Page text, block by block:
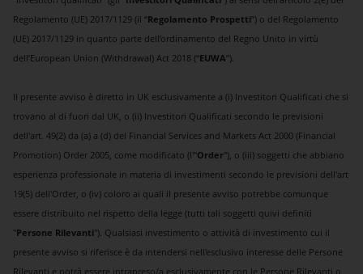
Regolamento (UE) 2017/1129 (il “Regolamento Prospetti”) o del Regolamento
(UE) 2017/1129 in quanto parte dell’ordinamento del Regno Unito in virtù
dell’European Union (Withdrawal) Act 2018 (“EUWA”).
Il presente avviso è diretto in UK esclusivamente a (i) Investitori Qualificati che si
trovano al di fuori dal UK, o (ii) Investitori Qualificati secondo le previsioni
dell'art. 49(2) da (a) a (d) del Financial Services and Markets Act 2000 (Financial
Promotion) Order 2005, come modificato (l'"Order"), o (iii) soggetti che abbiano
esperienza professionale in materia di investimenti secondo le previsioni dell'art
19(5) dell'Order, o (iv) coloro ai quali il presente avviso potrebbe comunque
essere distribuito nel rispetto della legge (tutti tali soggetti quivi definiti
"Persone Rilevanti"). Qualsiasi investimento o attività di investimento cui il
presente avviso si riferisce è da intendersi nell'esclusivo interesse delle Persone
Rilevanti e potrà essere intrapreso/a esclusivamente con le Persone Rilevanti o,